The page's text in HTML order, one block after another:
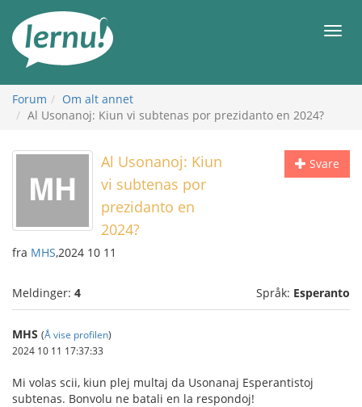
innholdet
Meny
Forum
Om alt annet
Al Usonanoj: Kiun vi subtenas por prezidanto en 2024?
Svare
Al Usonanoj: Kiun
vi subtenas por
prezidanto en
2024?
fra MHS,2024 10 11
Meldinger: 4 Språk: Esperanto
MHS (Å vise profilen)
2024 10 11 17:37:33
Mi volas scii, kiun plej multaj da Usonanaj Esperantistoj
subtenas. Bonvolu ne batali en la respondoj!